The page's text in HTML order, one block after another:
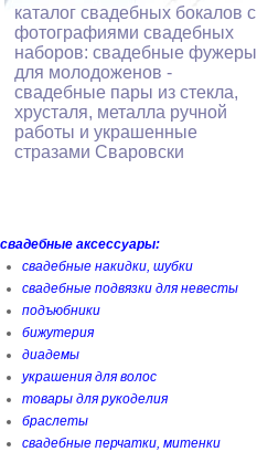
каталог свадебных бокалов с
фотографиями свадебных
наборов: свадебные фужеры
для молодоженов -
свадебные пары из стекла,
хрусталя, металла ручной
работы и украшенные
стразами Сваровски
свадебные аксессуары:
свадебные накидки, шубки
свадебные подвязки для невесты
подъюбники
бижутерия
диадемы
украшения для волос
товары для рукоделия
браслеты
свадебные перчатки, митенки